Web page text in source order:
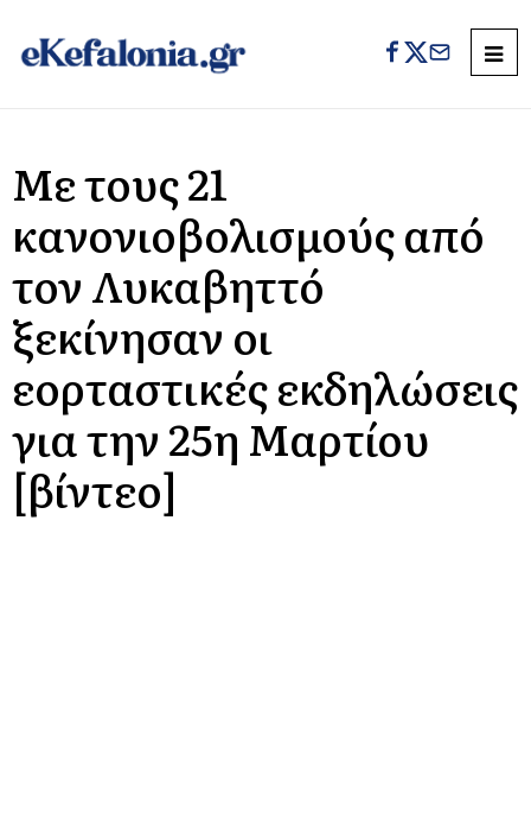
Με τους 21
κανονιοβολισμούς από
τον Λυκαβηττό
ξεκίνησαν οι
εορταστικές εκδηλώσεις
για την 25η Μαρτίου
[βίντεο]